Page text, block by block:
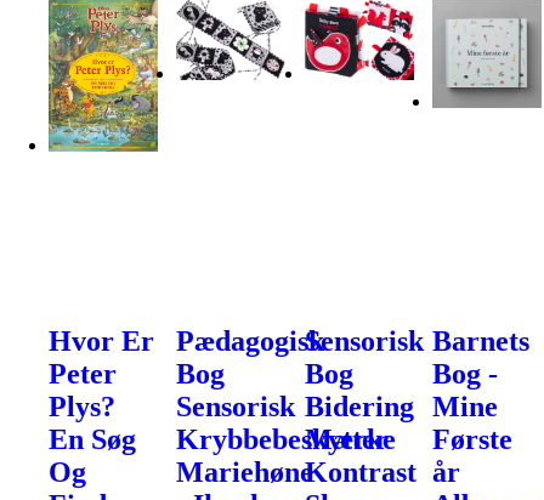
Hvor Er
Peter
Plys?
En Søg
Og
Pædagogisk
Bog
Sensorisk
Krybbebeskytter
Mariehøne
Sensorisk
Bog
Bidering
Mærke
Kontrast
Barnets
Bog -
Mine
Første
år